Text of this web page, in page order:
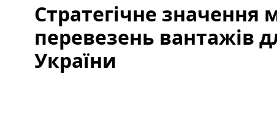
Стратегічне значення
перевезень вантажів
України